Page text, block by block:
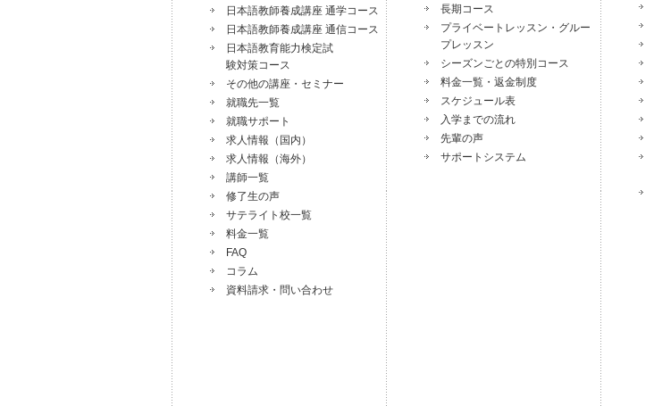
日本語教師養成講座 通学コース
日本語教師養成講座 通信コース
日本語教育能力検定試
験対策コース
その他の講座・セミナー
就職先一覧
就職サポート
求人情報（国内）
求人情報（海外）
講師一覧
修了生の声
サテライト校一覧
料金一覧
FAQ
コラム
資料請求・問い合わせ
長期コース
プライベートレッスン・グルー
プレッスン
シーズンごとの特別コース
料金一覧・返金制度
スケジュール表
入学までの流れ
先輩の声
サポートシステム